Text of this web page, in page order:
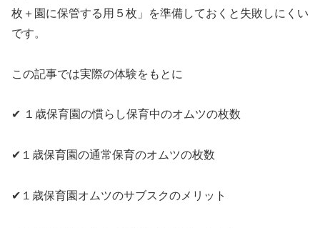
枚＋園に保管する用５枚」を準備しておくと失敗しにくい
です。
この記事では実際の体験をもとに
✔ １歳保育園の慣らし保育中のオムツの枚数
✔１歳保育園の通常保育のオムツの枚数
✔１歳保育園オムツのサブスクのメリット